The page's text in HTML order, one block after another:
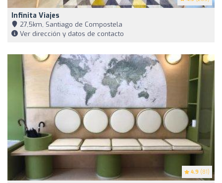
Infinita Viajes
27,5km, Santiago de Compostela
Ver dirección y datos de contacto
4.9 (81)